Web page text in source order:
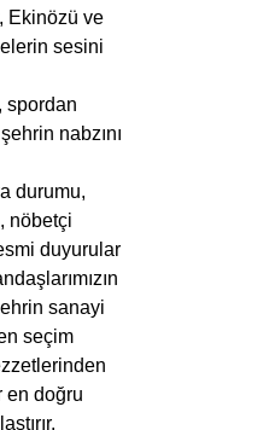
Ekinözü ve
sesini
spordan
nabzını
durumu,
nöbetçi
duyurular
sanayi
seçim
en doğru